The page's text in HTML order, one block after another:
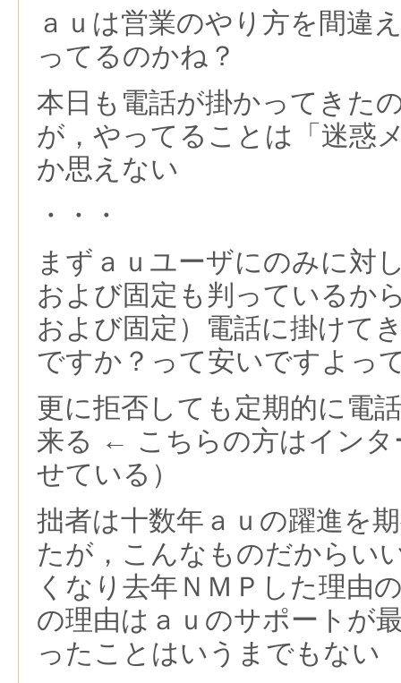
ａｕは営業のやり方を間違
ってるのかね？
本日も電話が掛かってきた
が，やってることは「迷惑
か思えない
・・・
まずａｕユーザにのみに対
および固定も判っているか
および固定）電話に掛けて
ですか？って安いですよっ
更に拒否しても定期的に電
来る ← こちらの方はインタ
せている）
拙者は十数年ａｕの躍進を
たが，こんなものだからい
くなり去年ＮＭＰした理由
の理由はａｕのサポートが
ったことはいうまでもない